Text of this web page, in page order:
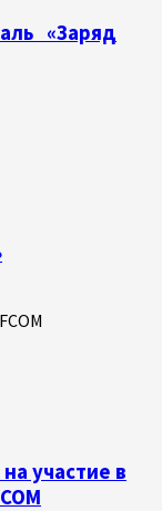
«Заряд
участие в